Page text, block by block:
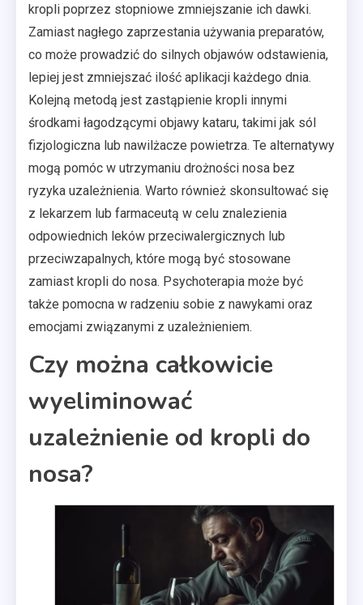
kropli poprzez stopniowe zmniejszanie ich dawki.
Zamiast nagłego zaprzestania używania preparatów,
co może prowadzić do silnych objawów odstawienia,
lepiej jest zmniejszać ilość aplikacji każdego dnia.
Kolejną metodą jest zastąpienie kropli innymi
środkami łagodzącymi objawy kataru, takimi jak sól
fizjologiczna lub nawilżacze powietrza. Te alternatywy
mogą pomóc w utrzymaniu drożności nosa bez
ryzyka uzależnienia. Warto również skonsultować się
z lekarzem lub farmaceutą w celu znalezienia
odpowiednich leków przeciwalergicznych lub
przeciwzapalnych, które mogą być stosowane
zamiast kropli do nosa. Psychoterapia może być
także pomocna w radzeniu sobie z nawykami oraz
emocjami związanymi z uzależnieniem.
Czy można całkowicie
wyeliminować
uzależnienie od kropli do
nosa?